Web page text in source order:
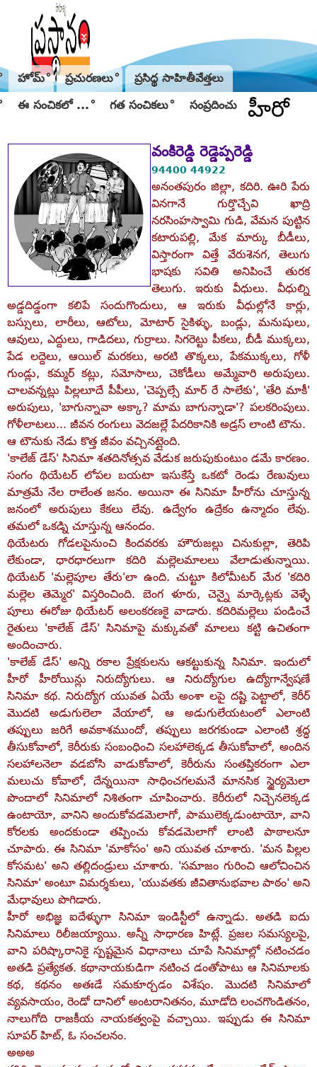
హోమ్ ప్రచురణలు ప్రసిద్థ సాహితీవేత్తలు
ఈ సంచికలో ... గత సంచికలు సంప్రదించు హీరో
వంకిరెడ్డి రెడ్డెప్పరెడ్డి
94400 44922
అనంతపురం జిల్లా, కదిరి. ఊరి పేరు
వినగానే గుర్తొచ్చేవి ఖాద్రి
నరసింహస్వామి గుడి, వేమన పుట్టిన
కటారుపల్లి, మేక మార్కు బీడీలు,
విస్తారంగా విత్తే వేరుశెనగ, తెలుగు
భాషకు సవితి అనిపించే తురక
తెలుగు. ఇరుకు వీధులు. వీధుల్ని
అడ్డదిడ్డంగా కలిపే సందుగొందులు, ఆ ఇరుకు వీధుల్లోనే కార్లు,
బస్సులు, లారీలు, ఆటోలు, మోటార్‌ సైకిళ్ళు, బండ్లు, మనుషులు,
ఆవులు, ఎద్దులు, గాడిదలు, గుర్రాలు. సిగరెట్టు పీకలు, బీడీ ముక్కలు,
పేడ లద్దెలు, ఆయిల్‌ మరకలు, అరటి తొక్కలు, పేకముక్కలు, గోళీ
గుండ్లు, కమ్మర్‌ కట్లు, సమోసాలు, చెకోడీలు అమ్మేవారి అరుపులు.
చాలవన్నట్లు పిల్లలూదే పీపీలు, 'చెప్పల్సే మార్‌ రే సాలేకు', 'తేరి మాకీ'
అరుపులు, 'బాగున్నావా అక్కా? మామ బాగున్నాడా'? పలకరింపులు.
గోళీలాటలు... జీవన రంగులు వెదజల్లే పేదరికానికి అడ్రస్‌ లాంటి టౌను.
ఆ టౌనుకు నేడు కొత్త జీవం వచ్చినట్లైంది.
'కాలేజ్‌ డేస్‌' సినిమా శతదినోత్సవ వేడుక జరుపుకుంటుం డమే కారణం.
సంగం థియేటర్‌ లోపల బయటా ఇసుకేస్తే ఒకటో రెండు రేణువులు
మాత్రమే నేల రాలేంత జనం. అయినా ఈ సినిమా హీరోను చూస్తున్న
జనంలో అరుపులు కేకలు లేవు. ఉద్వేగం ఉద్రేకం ఉన్మాదం లేవు.
తమలో ఒకడ్ని చూస్తున్న ఆనందం.
థియేటరు గోడలపైనుంచి కిందవరకు హౌరుజల్లు చినుకుల్లా, తెరిపి
లేకుండా, ధారధారలుగా కదిరి మల్లెలమాలలు వేలాడుతున్నాయి.
థియేటర్‌ 'మల్లెపూల తేరు'లా ఉంది. చుట్టూ కిలోమీటర్‌ మేర 'కదిరి
మల్లెల తెమ్మెర' విస్తరించింది. బెంగ ళూరు, చెన్నై మార్కెట్లకు వెళ్ళే
పూలు ఈరోజు థియేటర్‌ అలంకరణకై వాడారు. కదిరిమల్లెలు పండించే
రైతులు 'కాలేజ్‌ డేస్‌' సినిమాపై మక్కువతో మాలలు కట్టి ఉచితంగా
అందించారు.
'కాలేజ్‌ డేస్‌' అన్ని రకాల ప్రేక్షకులను ఆకట్టుకున్న సినిమా. ఇందులో
హీరో హీరోయిన్లు నిరుద్యోగులు. ఆ నిరుద్యోగుల ఉద్యోగాన్వేషణే
సినిమా కథ. నిరుద్యోగ యువత ఏయే అంశా లపై దష్టి పెట్టాలో, కెరీర్‌
మొదటి అడుగులెలా వేయాలో, ఆ అడుగులేయటంలో ఎలాంటి
తప్పులు జరిగే అవకాశముందో, తప్పులు జరగకుండా ఎలాంటి శ్రద్ధ
తీసుకోవాలో, కెరీరుకు సంబంధించి సలహాలెక్కడ తీసుకోవాలో, అందిన
సలహాలనెలా వడబోసి వాడుకోవాలో, కెరీరును సంతప్తికరంగా ఎలా
మలుచు కోవాలో, దేన్నయినా సాధించగలమనే మానసిక స్థైర్యమెలా
పొందాలో సినిమాలో నిశితంగా చూపించారు. కెరీరులో నిచ్చెనలెక్కడ
ఉంటాయో, వానిని అందుకోవడమెలాగో, పాములెక్కడుంటాయో, వాని
కోరలకు అందకుండా తప్పించు కోవడమెలాగో లాంటి పాఠాలనూ
చూపారు. ఈ సినిమా 'మాకోసం' అని యువత చూశారు. 'మన పిల్లల
కోసమట' అని తల్లిదండ్రులు చూశారు. 'సమాజం గురించి ఆలోచించిన
సినిమా' అంటూ విమర్శకులు, 'యువతకు జీవితానుభవాల పాఠం' అని
మేధావులు పొగిడారు.
హీరో అభిజ్ఞ ఐదేళ్ళుగా సినిమా ఇండిస్టీలో ఉన్నాడు. అతడి ఐదు
సినిమాలు రిలీజయ్యాయి. అన్నీ సాధారణ హిట్లే. ప్రజల సమస్యలపై,
వాని పరిష్కారానికై స్పష్టమైన విధానాలు చూపే సినిమాల్లో నటించడం
అతడి ప్రత్యేకత. కథానాయకుడిగా నటించ డంతోపాటు ఆ సినిమాలకు
కథ, కథనం అతఃడే సమకూర్చడం విశేషం. మొదటి సినిమాలో
వ్యవసాయం, రెండో దానిలో అంటరానితనం, మూడోది లంచగొండితనం,
నాలుగోది రాజకీయ నాయకత్వంపై వచ్చాయి. ఇప్పుడు ఈ సినిమా
సూపర్‌ హిట్‌, ఓ సంచలనం.
అఅఅ